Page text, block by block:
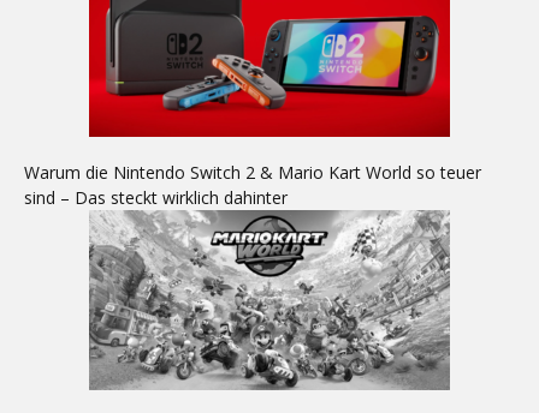
Warum die Nintendo Switch 2 & Mario Kart World so teuer
sind – Das steckt wirklich dahinter